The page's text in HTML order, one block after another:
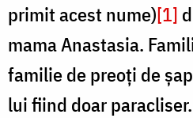
primit acest nume)[1]
mama Anastasia.
familie de preoți de
lui fiind doar paracliser.